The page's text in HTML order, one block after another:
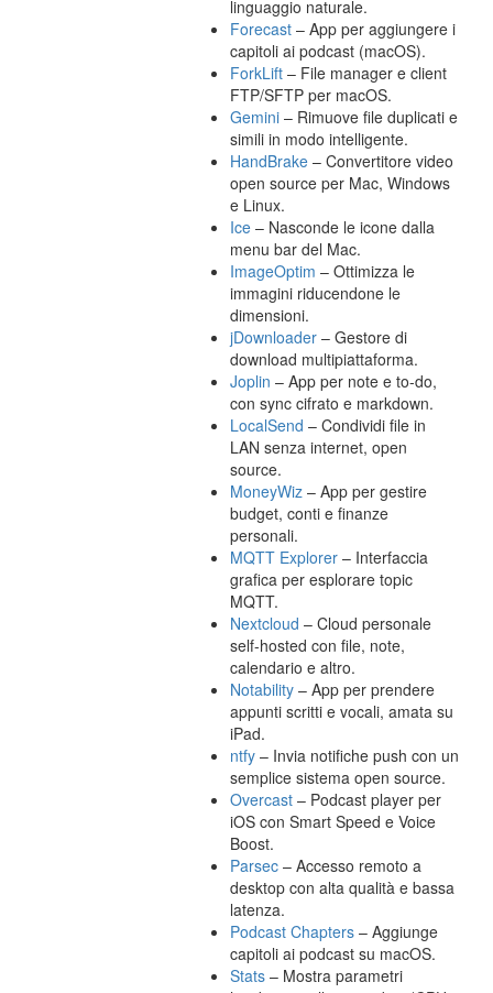
linguaggio naturale.
Forecast – App per aggiungere i
capitoli ai podcast (macOS).
ForkLift – File manager e client
FTP/SFTP per macOS.
Gemini – Rimuove file duplicati e
simili in modo intelligente.
HandBrake – Convertitore video
open source per Mac, Windows
e Linux.
Ice – Nasconde le icone dalla
menu bar del Mac.
ImageOptim – Ottimizza le
immagini riducendone le
dimensioni.
jDownloader – Gestore di
download multipiattaforma.
Joplin – App per note e to-do,
con sync cifrato e markdown.
LocalSend – Condividi file in
LAN senza internet, open
source.
MoneyWiz – App per gestire
budget, conti e finanze
personali.
MQTT Explorer – Interfaccia
grafica per esplorare topic
MQTT.
Nextcloud – Cloud personale
self-hosted con file, note,
calendario e altro.
Notability – App per prendere
appunti scritti e vocali, amata su
iPad.
ntfy – Invia notifiche push con un
semplice sistema open source.
Overcast – Podcast player per
iOS con Smart Speed e Voice
Boost.
Parsec – Accesso remoto a
desktop con alta qualità e bassa
latenza.
Podcast Chapters – Aggiunge
capitoli ai podcast su macOS.
Stats – Mostra parametri